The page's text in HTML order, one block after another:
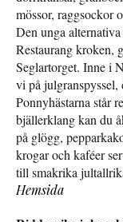
mössor, raggsockor
Den unga
Restaurang kroken,
Seglartorget. Inne i
vi på
Ponnyhästarna står
bjällerklang kan du
på glögg,
krogar och kaféer
till smakrika
Hemsida